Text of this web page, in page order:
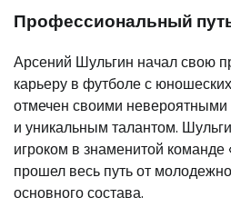
Профессиональный
Арсений Шульгин начал свою
карьеру в футболе с
отмечен своими
и уникальным талантом.
игроком в знаменитой команде
прошел весь путь от
основного состава.